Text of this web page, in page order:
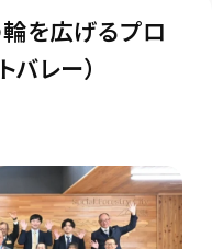
を広げるプロ
バレー）